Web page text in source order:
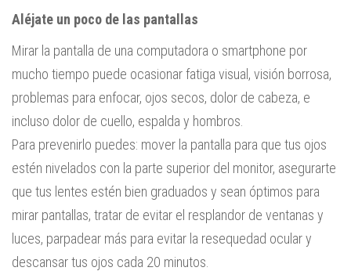
Aléjate un poco de las pantallas
Mirar la pantalla de una computadora o smartphone por
mucho tiempo puede ocasionar fatiga visual, visión borrosa,
problemas para enfocar, ojos secos, dolor de cabeza, e
incluso dolor de cuello, espalda y hombros.
Para prevenirlo puedes: mover la pantalla para que tus ojos
estén nivelados con la parte superior del monitor, asegurarte
que tus lentes estén bien graduados y sean óptimos para
mirar pantallas, tratar de evitar el resplandor de ventanas y
luces, parpadear más para evitar la resequedad ocular y
descansar tus ojos cada 20 minutos.